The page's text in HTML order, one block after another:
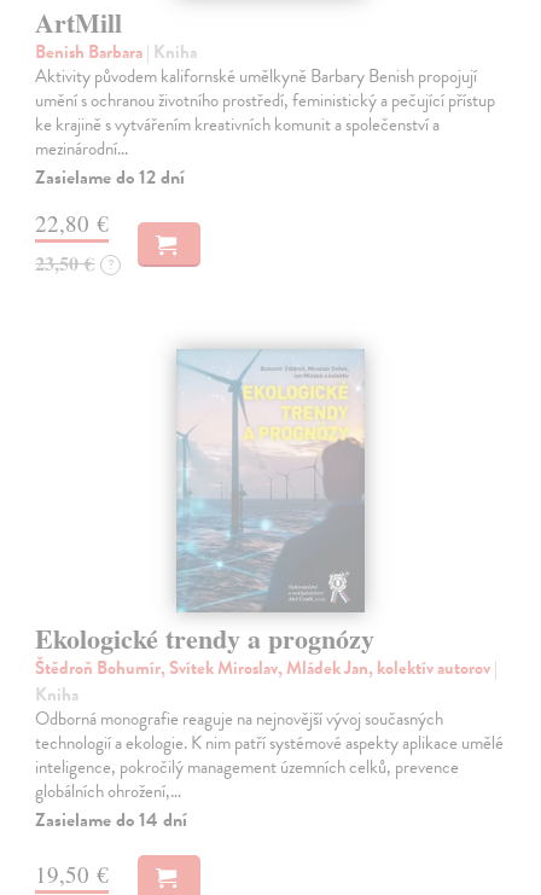
ArtMill
Benish Barbara| Kniha
Aktivity původem kalifornské umělkyně Barbary Benish propojují
umění s ochranou životního prostředí, feministický a pečující přístup
ke krajině s vytvářením kreativních komunit a společenství a
mezinárodní…
Zasielame do 12 dní
22,80 €
23,50 € ?
Ekologické trendy a prognózy
Štědroň Bohumír, Svítek Miroslav, Mládek Jan, kolektív autorov|
Kniha
Odborná monografie reaguje na nejnovější vývoj současných
technologií a ekologie. K nim patří systémové aspekty aplikace umělé
inteligence, pokročilý management územních celků, prevence
globálních ohrožení,…
Zasielame do 14 dní
19,50 €